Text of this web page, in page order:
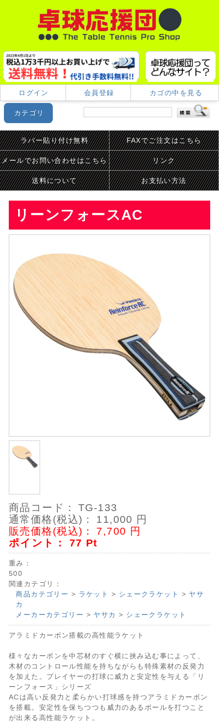
ログイン 会員登録 カゴの中を見る
ラバー貼り付け無料 FAXでご注文はこちら
メールでお問い合わせはこちら リンク
送料について お支払い方法
リーンフォースAC
商品コード：
TG-133
通常価格(税込)：
11,000 円
販売価格(税込)：
7,700 円
ポイント： 77 Pt
重み：
500
関連カテゴリ：
商品カテゴリー > ラケット > シェークラケット > ヤサ
カ
メーカーカテゴリー > ヤサカ > シェークラケット
アラミドカーボン搭載の高性能ラケット
様々なカーボンを中芯材のすぐ横に挟み込む事によって、
木材のコントロール性能を持ちながらも特殊素材の反発力
を加えた。プレイヤーの打球に威力と安定性を与える「リ
ーンフォース」シリーズ
ACは高い反発力と柔らかい打球感を持つアラミドカーボン
を搭載。安定性を保ちつつも威力のあるボールを打つこと
が出来る高性能ラケット。
カテゴリ